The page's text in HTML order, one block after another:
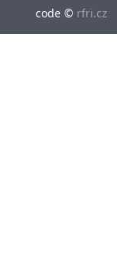
code © rfri.cz